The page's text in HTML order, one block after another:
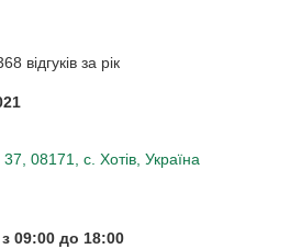
відгуків за рік
08171, с. Хотів, Україна
09:00 до 18:00